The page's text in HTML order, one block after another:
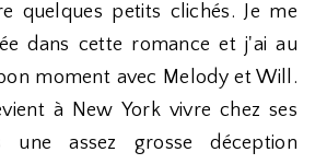
quelques petits clichés. Je me
dans cette romance et j'ai au
moment avec Melody et Will.
à New York vivre chez ses
une assez grosse déception